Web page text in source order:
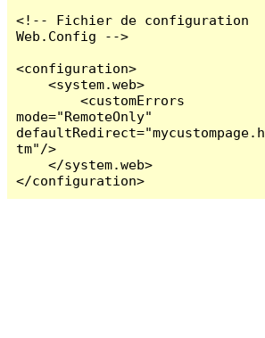
<!-- Fichier de configuration
Web.Config -->
<configuration>
    <system.web>
        <customErrors
mode="RemoteOnly"
defaultRedirect="mycustompage.h
tm"/>
    </system.web>
</configuration>